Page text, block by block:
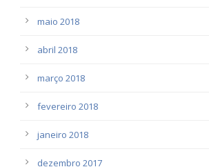
maio 2018
abril 2018
março 2018
fevereiro 2018
janeiro 2018
dezembro 2017